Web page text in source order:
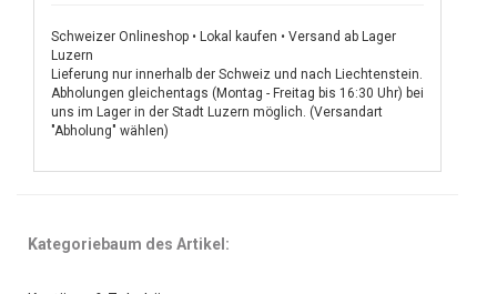
Schweizer Onlineshop • Lokal kaufen • Versand ab Lager
Luzern
Lieferung nur innerhalb der Schweiz und nach Liechtenstein.
Abholungen gleichentags (Montag - Freitag bis 16:30 Uhr) bei
uns im Lager in der Stadt Luzern möglich. (Versandart
"Abholung" wählen)
Kategoriebaum des Artikel: